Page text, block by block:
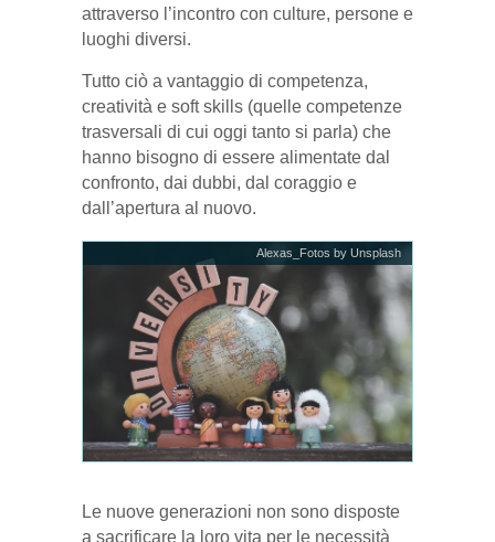
attraverso l’incontro con culture, persone e
luoghi diversi.
Tutto ciò a vantaggio di competenza,
creatività e soft skills (quelle competenze
trasversali di cui oggi tanto si parla) che
hanno bisogno di essere alimentate dal
confronto, dai dubbi, dal coraggio e
dall’apertura al nuovo.
Alexas_Fotos by Unsplash
Le nuove generazioni non sono disposte
a sacrificare la loro vita per le necessità